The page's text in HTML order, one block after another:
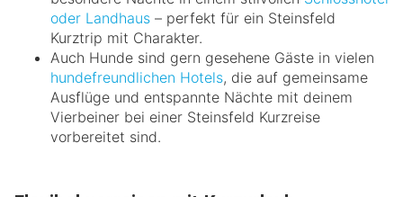
oder Landhaus – perfekt für ein Steinsfeld
Kurztrip mit Charakter.
Auch Hunde sind gern gesehene Gäste in vielen
hundefreundlichen Hotels, die auf gemeinsame
Ausflüge und entspannte Nächte mit deinem
Vierbeiner bei einer Steinsfeld Kurzreise
vorbereitet sind.